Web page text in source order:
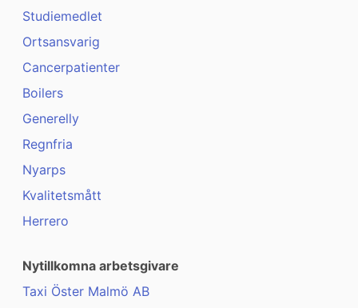
Studiemedlet
Ortsansvarig
Cancerpatienter
Boilers
Generelly
Regnfria
Nyarps
Kvalitetsmått
Herrero
Nytillkomna arbetsgivare
Taxi Öster Malmö AB